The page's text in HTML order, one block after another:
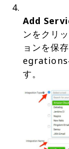
Add
ンをクリ
ョンを保
egrations